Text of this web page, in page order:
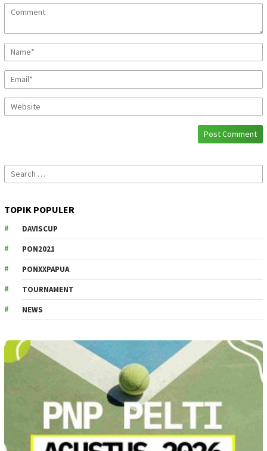
Search
for:
TOPIK POPULER
DAVISCUP
PON2021
PONXXPAPUA
TOURNAMENT
NEWS